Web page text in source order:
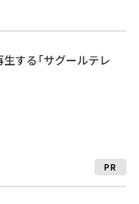
する「サグールテレ
PR